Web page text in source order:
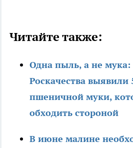
Читайте также:
Одна пыль, а не мука:
Роскачества выявили
пшеничной муки,
обходить стороной
В июне малине